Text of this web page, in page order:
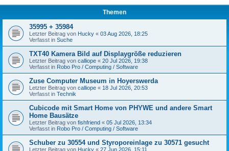
Themen
35995 + 35984
Letzter Beitrag von Hucky « 03 Aug 2026, 18:25
Verfasst in Suche
TXT40 Kamera Bild auf Displaygröße reduzieren
Letzter Beitrag von calliope « 20 Jul 2026, 19:38
Verfasst in Robo Pro / Computing / Software
Zuse Computer Museum in Hoyerswerda
Letzter Beitrag von calliope « 18 Jul 2026, 20:53
Verfasst in Technik
Cubicode mit Smart Home von PHYWE und andere Smart
Home Bausätze
Letzter Beitrag von fishfriend « 05 Jul 2026, 13:34
Verfasst in Robo Pro / Computing / Software
Schuber zu 30554 und Styroporeinlage zu 30571 gesucht
Letzter Beitrag von Hucky « 27 Jun 2026, 15:11